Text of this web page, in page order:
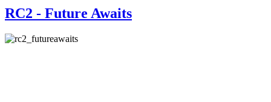
RC2 - Future Awaits